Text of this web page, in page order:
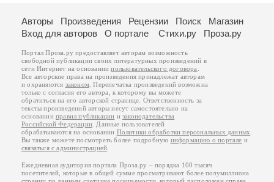
Авторы Произведения Рецензии Поиск
Магазин
Вход для авторов
О портале Стихи.ру Проза.ру
Портал Проза.ру предоставляет авторам возможность
свободной публикации своих литературных произведений в
сети Интернет на основаниипользовательского договора
Все авторские права на произведения принадлежат авторам
и охраняются законом . Перепечатка произведений возможна
только с согласия его автора, к которому вы можете
обратиться на его авторской странице. Ответственность за
тексты произведений авторы несут самостоятельно на
основанииправил публикации изаконодательства
Российской Федерации . Данные пользователей
обрабатываются на основании Политики обработки персональных данных
Вы также можете посмотреть более подробную информацию о портале и
связаться с администрацией
Ежедневная аудитория портала Проза.ру – порядка 100 тысяч
посетителей, которые в общей сумме просматривают более полумиллиона